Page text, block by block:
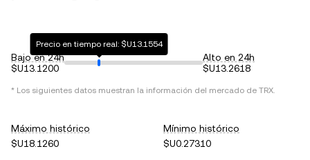
Bajo en 24h
$U13.1200
Precio en tiempo real: $U13.1554
Alto en 24h
$U13.2618
* Los siguientes datos muestran la información del mercado de TRX.
Máximo histórico
$U18.1260
Mínimo histórico
$U0.27310